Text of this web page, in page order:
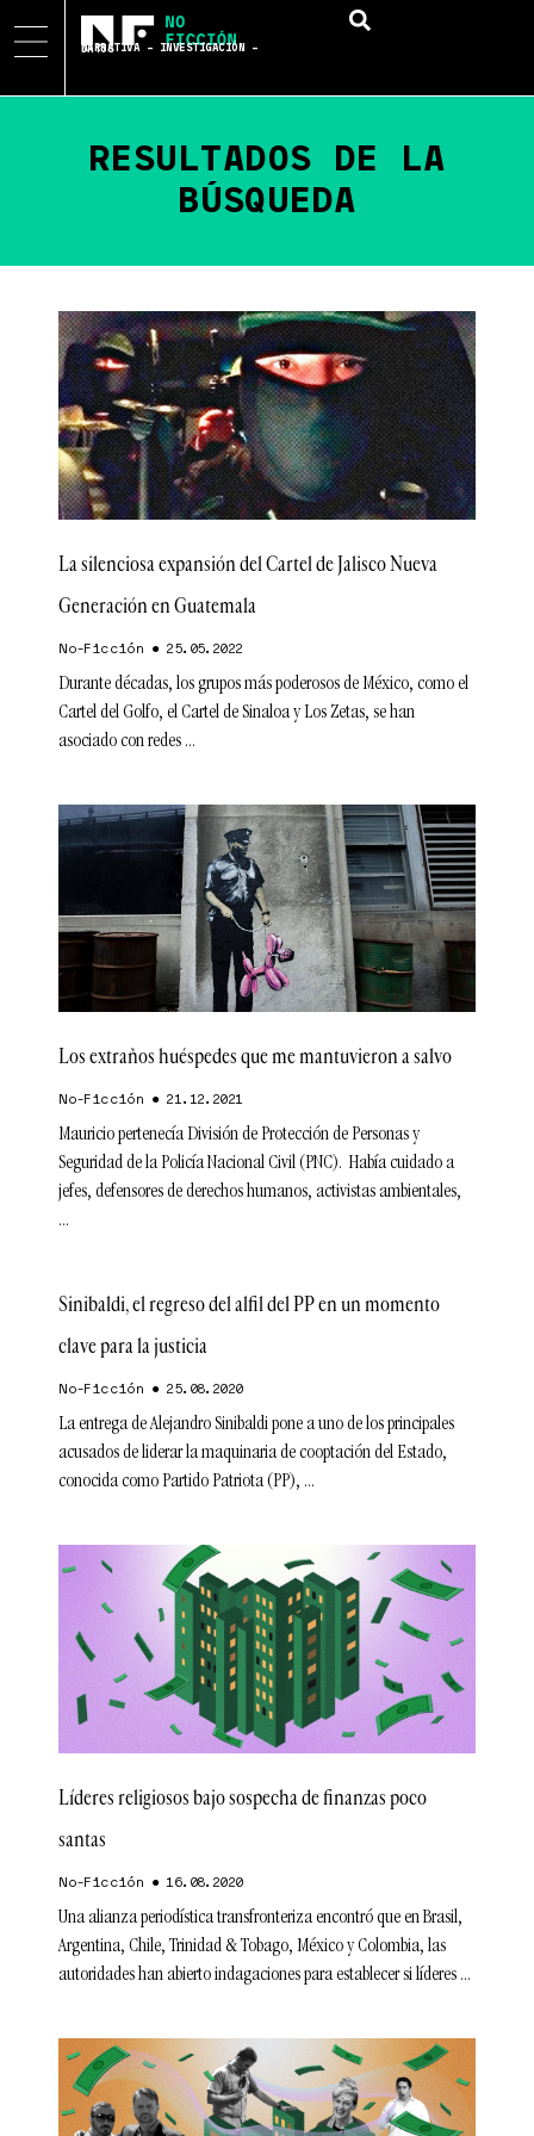
NARRATIVA – INVESTIGACIÓN – DATOS
RESULTADOS DE LA
BÚSQUEDA
La silenciosa expansión del Cartel de Jalisco Nueva
Generación en Guatemala
No-Ficción 25.05.2022
Durante décadas, los grupos más poderosos de México, como el
Cartel del Golfo, el Cartel de Sinaloa y Los Zetas, se han
asociado con redes
Los extraños huéspedes que me mantuvieron a salvo
No-Ficción 21.12.2021
Mauricio pertenecía División de Protección de Personas y
Seguridad de la Policía Nacional Civil (PNC). Había cuidado a
jefes, defensores de derechos humanos, activistas ambientales,
Sinibaldi, el regreso del alfil del PP en un momento
clave para la justicia
No-Ficción 25.08.2020
La entrega de Alejandro Sinibaldi pone a uno de los principales
acusados de liderar la maquinaria de cooptación del Estado,
conocida como Partido Patriota (PP),
Líderes religiosos bajo sospecha de finanzas poco
santas
No-Ficción 16.08.2020
Una alianza periodística transfronteriza encontró que en Brasil,
Argentina, Chile, Trinidad & Tobago, México y Colombia, las
autoridades han abierto indagaciones para establecer si líderes